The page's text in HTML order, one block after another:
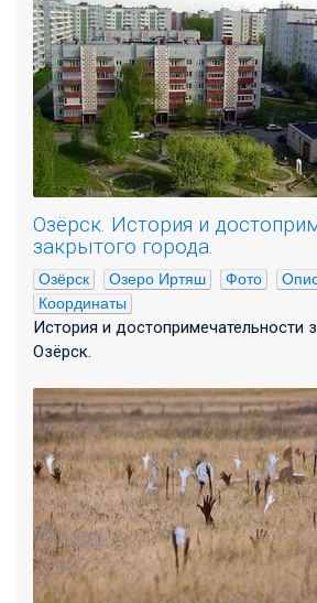
Озёрск. История и
закрытого города.
Озёрск Озеро Иртяш Фото
Координаты
История и достопримечательности
Озёрск.